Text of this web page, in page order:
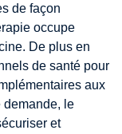
de façon
occupe
De plus en
de santé pour
aux
demande, le
et